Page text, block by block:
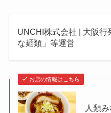
UNCHI株式会社 | 大阪行
な麺類」等運営
お店の情報はこちら
人類